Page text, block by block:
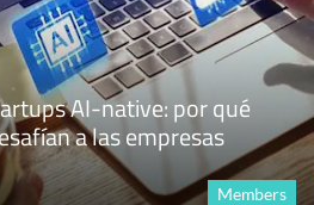
AI-native: por qué
a las empresas
Members